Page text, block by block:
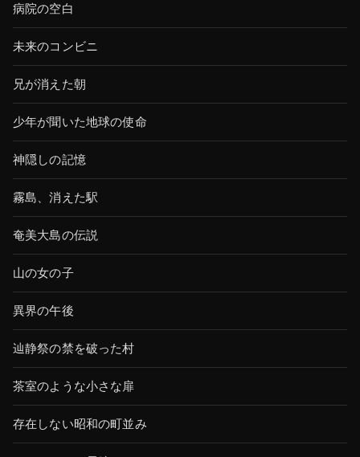
病院の空白
未来のコンビニ
兄が消えた朝
少年が聞いた地球の使命
神隠しの記憶
霧島、消えた駅
奄美大島の伝説
山の女の子
異界の午後
辿静祭の禁を破った村
茶室のような小さな扉
存在しない昭和の町並み